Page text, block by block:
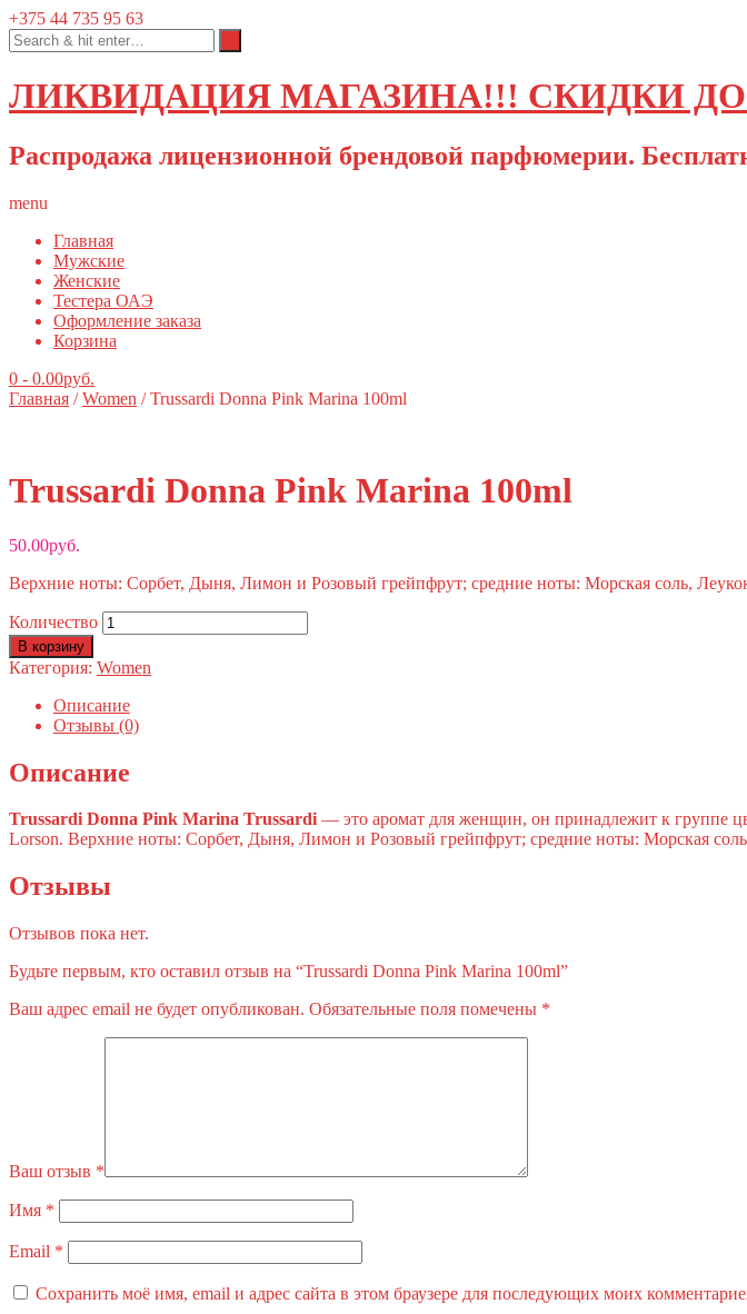
+375 44 735 95 63
ЛИКВИДАЦИЯ МАГАЗИНА!!! СКИДКИ ДО
Распродажа лицензионной брендовой парфюмерии.
menu
Главная
Мужские
Женские
Тестера ОАЭ
Оформление заказа
Корзина
0 - 0.00руб.
Главная /Women / Trussardi Donna Pink Marina 100ml
Trussardi Donna Pink Marina 100ml
50.00руб.
Верхние ноты: Сорбет, Дыня, Лимон и Розовый грейпфрут; средние ноты: Морская соль,
Количество
В корзину
Категория: Women
Описание
Отзывы (0)
Описание
Trussardi Donna Pink Marina Trussardi— это аромат для женщин, он принадлежит к группе
Lorson. Верхние ноты: Сорбет, Дыня, Лимон и Розовый грейпфрут; средние ноты: Морская
Отзывы
Отзывов пока нет.
Будьте первым, кто оставил отзыв на “Trussardi Donna Pink Marina 100ml”
Ваш адрес email не будет опубликован. Обязательные поля помечены *
Ваш отзыв *
Имя *
Email *
Сохранить моё имя, email и адрес сайта в этом браузере для последующих моих